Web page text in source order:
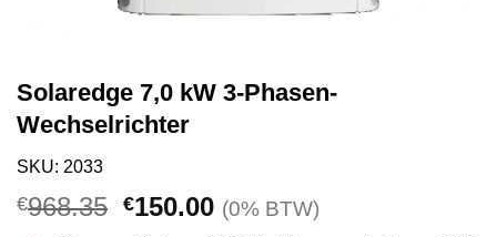
Solaredge 7,0 kW 3-Phasen-
Wechselrichter
SKU: 2033
€968.35 Ursprünglicher
€150.00Aktueller
(0% BTW)